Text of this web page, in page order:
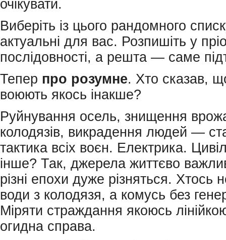
очікувати.
Виберіть із цього рандомного
актуальні для вас. Розпишіть у
послідовності, а решта — саме
Тепер про розумне. Хто сказав,
воюють якось інакше?
Руйнування осель, знищення
колодязів, викрадення людей —
тактика всіх воєн. Електрика.
інше? Так, джерела життєво
різні епохи дуже різняться. Хтось
води з колодязя, а комусь без
Міряти страждання якоюсь
огидна справа.